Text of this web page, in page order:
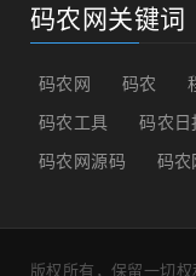
码农网关键词
码农网 码农
码农工具
码农日
码农网源码
码农
版权所有，保留一切